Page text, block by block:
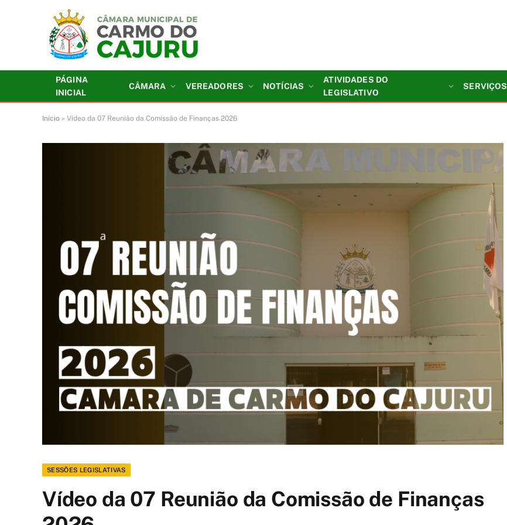
PÁGINA
INICIAL
CÂMARA VEREADORES NOTÍCIAS
ATIVIDADES DO
LEGISLATIVO
SERVIÇOS
Início » Vídeo da 07 Reunião da Comissão de Finanças 2026
SESSÕES LEGISLATIVAS
Vídeo da 07 Reunião da Comissão de Finanças